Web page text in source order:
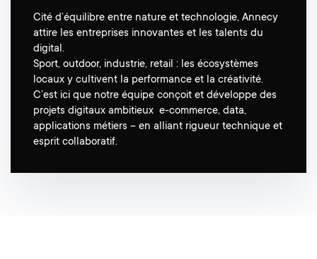
Cité d’équilibre entre nature et technologie, Annecy
attire les entreprises innovantes et les talents du
digital.
Sport, outdoor, industrie, retail : les écosystèmes
locaux y cultivent la performance et la créativité.
C’est ici que notre équipe conçoit et développe des
projets digitaux ambitieux e-commerce, data,
applications métiers – en alliant rigueur technique et
esprit collaboratif.